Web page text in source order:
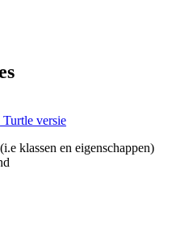
versie
klassen en eigenschappen)